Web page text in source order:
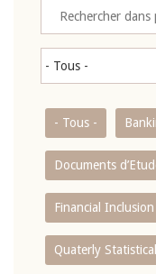
- Tous -
Documents
Financial
Quaterly